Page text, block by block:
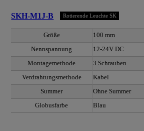
SKH-M1J-B Rotierende Leuchte SK
Größe
100 mm
Nennspannung
12-24V DC
Montagemethode
3 Schrauben
Verdrahtungsmethode
Kabel
Summer
Ohne Summer
Globusfarbe
Blau